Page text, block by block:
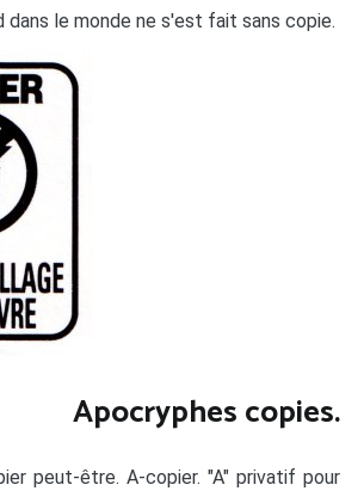
dans le monde ne s'est fait sans copie.
Apocryphes copies.
peut-être. A-copier. "A" privatif pour